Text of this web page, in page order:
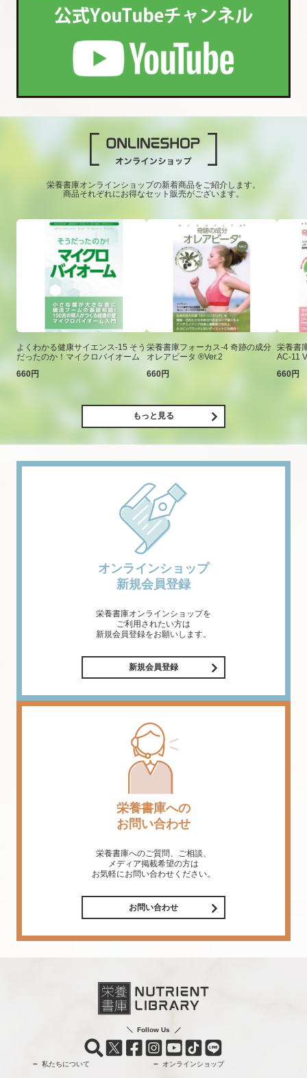
栄養書庫オンラインショップの新着商品をご紹介します。
商品それぞれにお得なセット販売がございます。
よくわかる健康サイエンス-15 そう
だったのか！マイクロバイオーム
660円
栄養書庫フォーカス-4 奇跡の成分
オレアビータ ®Ver.2
660円
栄養書
AC-11
660円
もっと見る
オンラインショップ
新規会員登録
栄養書庫オンラインショップを
ご利用されたい方は
新規会員登録をお願いします。
新規会員登録
栄養書庫への
お問い合わせ
栄養書庫へのご質問、ご相談、
メディア掲載希望の方は
お気軽にお問い合わせください。
お問い合わせ
Follow Us
私たちについて オンラインショップ